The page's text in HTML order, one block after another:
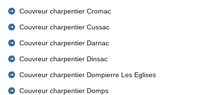
Couvreur charpentier Cromac
Couvreur charpentier Cussac
Couvreur charpentier Darnac
Couvreur charpentier Dinsac
Couvreur charpentier Dompierre Les Eglises
Couvreur charpentier Domps